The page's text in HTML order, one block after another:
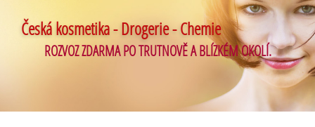
Česká kosmetika - Drogerie - Chemie
ROZVOZ ZDARMA PO TRUTNOVĚ A BLÍZKÉM OKOLÍ.